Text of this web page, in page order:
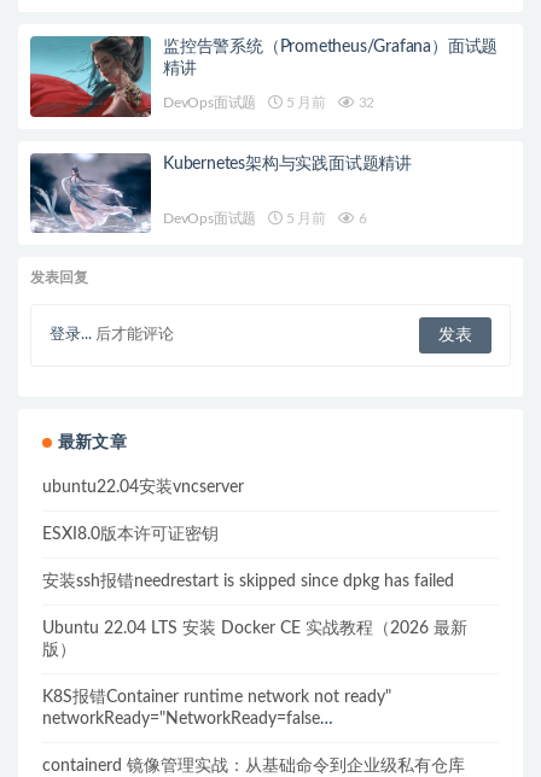
监控告警系统（Prometheus/Grafana）面试题
精讲
DevOps面试题 5 月前 32
Kubernetes架构与实践面试题精讲
DevOps面试题 5 月前 6
发表回复
登录... 后才能评论
最新文章
ubuntu22.04安装vncserver
ESXI8.0版本许可证密钥
安装ssh报错needrestart is skipped since dpkg has failed
Ubuntu 22.04 LTS 安装 Docker CE 实战教程（2026 最新
版）
K8S报错Container runtime network not ready"
networkReady="NetworkReady=false
containerd 镜像管理实战：从基础命令到企业级私有仓库